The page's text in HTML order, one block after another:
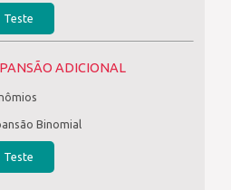
Teste
ADICIONAL
Binomial
Teste